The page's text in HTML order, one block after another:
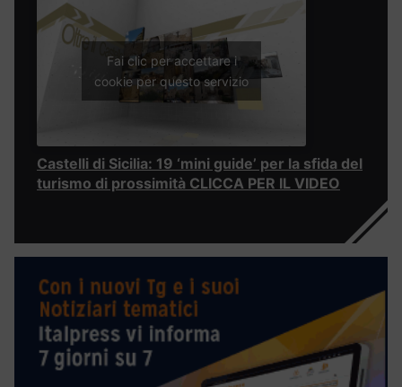
Fai clic per accettare i
cookie per questo servizio
Castelli di Sicilia: 19 ‘mini guide’ per la sfida del
turismo di prossimità CLICCA PER IL VIDEO